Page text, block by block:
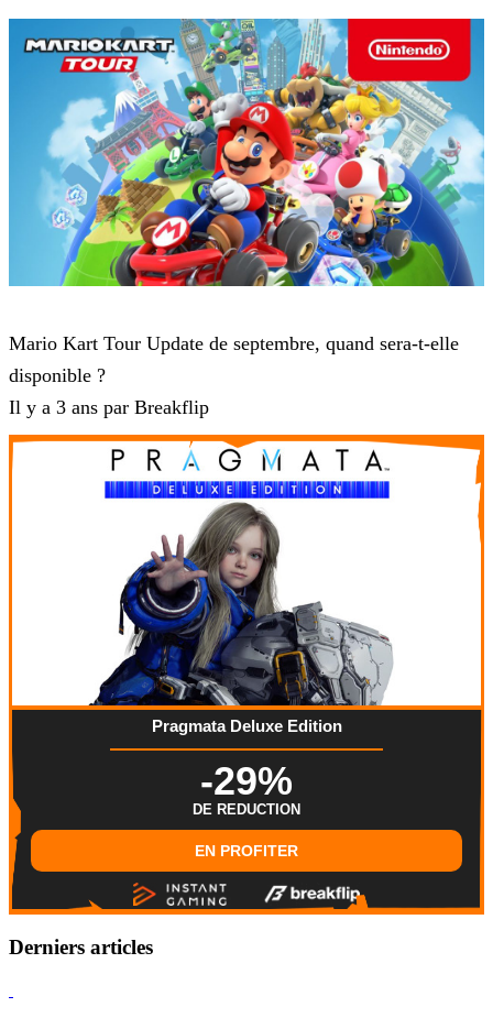
Mario Kart Tour Update de septembre, quand sera-t-elle
disponible ?
Il y a 3 ans par Breakflip
Pragmata Deluxe Edition
-29%
DE REDUCTION
EN PROFITER
Derniers articles